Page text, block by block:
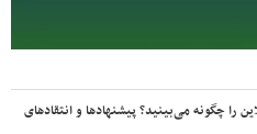
را چگونه می‌بینید؟ پیشنهادها و انتقادهای